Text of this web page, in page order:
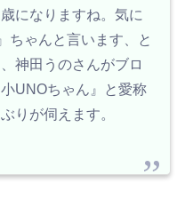
になりますね。気に
ちゃんと言います、と
神田うのさんがブロ
UNOちゃん』と愛称
りが伺えます。